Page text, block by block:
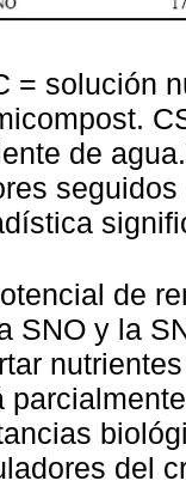
= solución
de
de
SNO y la
del